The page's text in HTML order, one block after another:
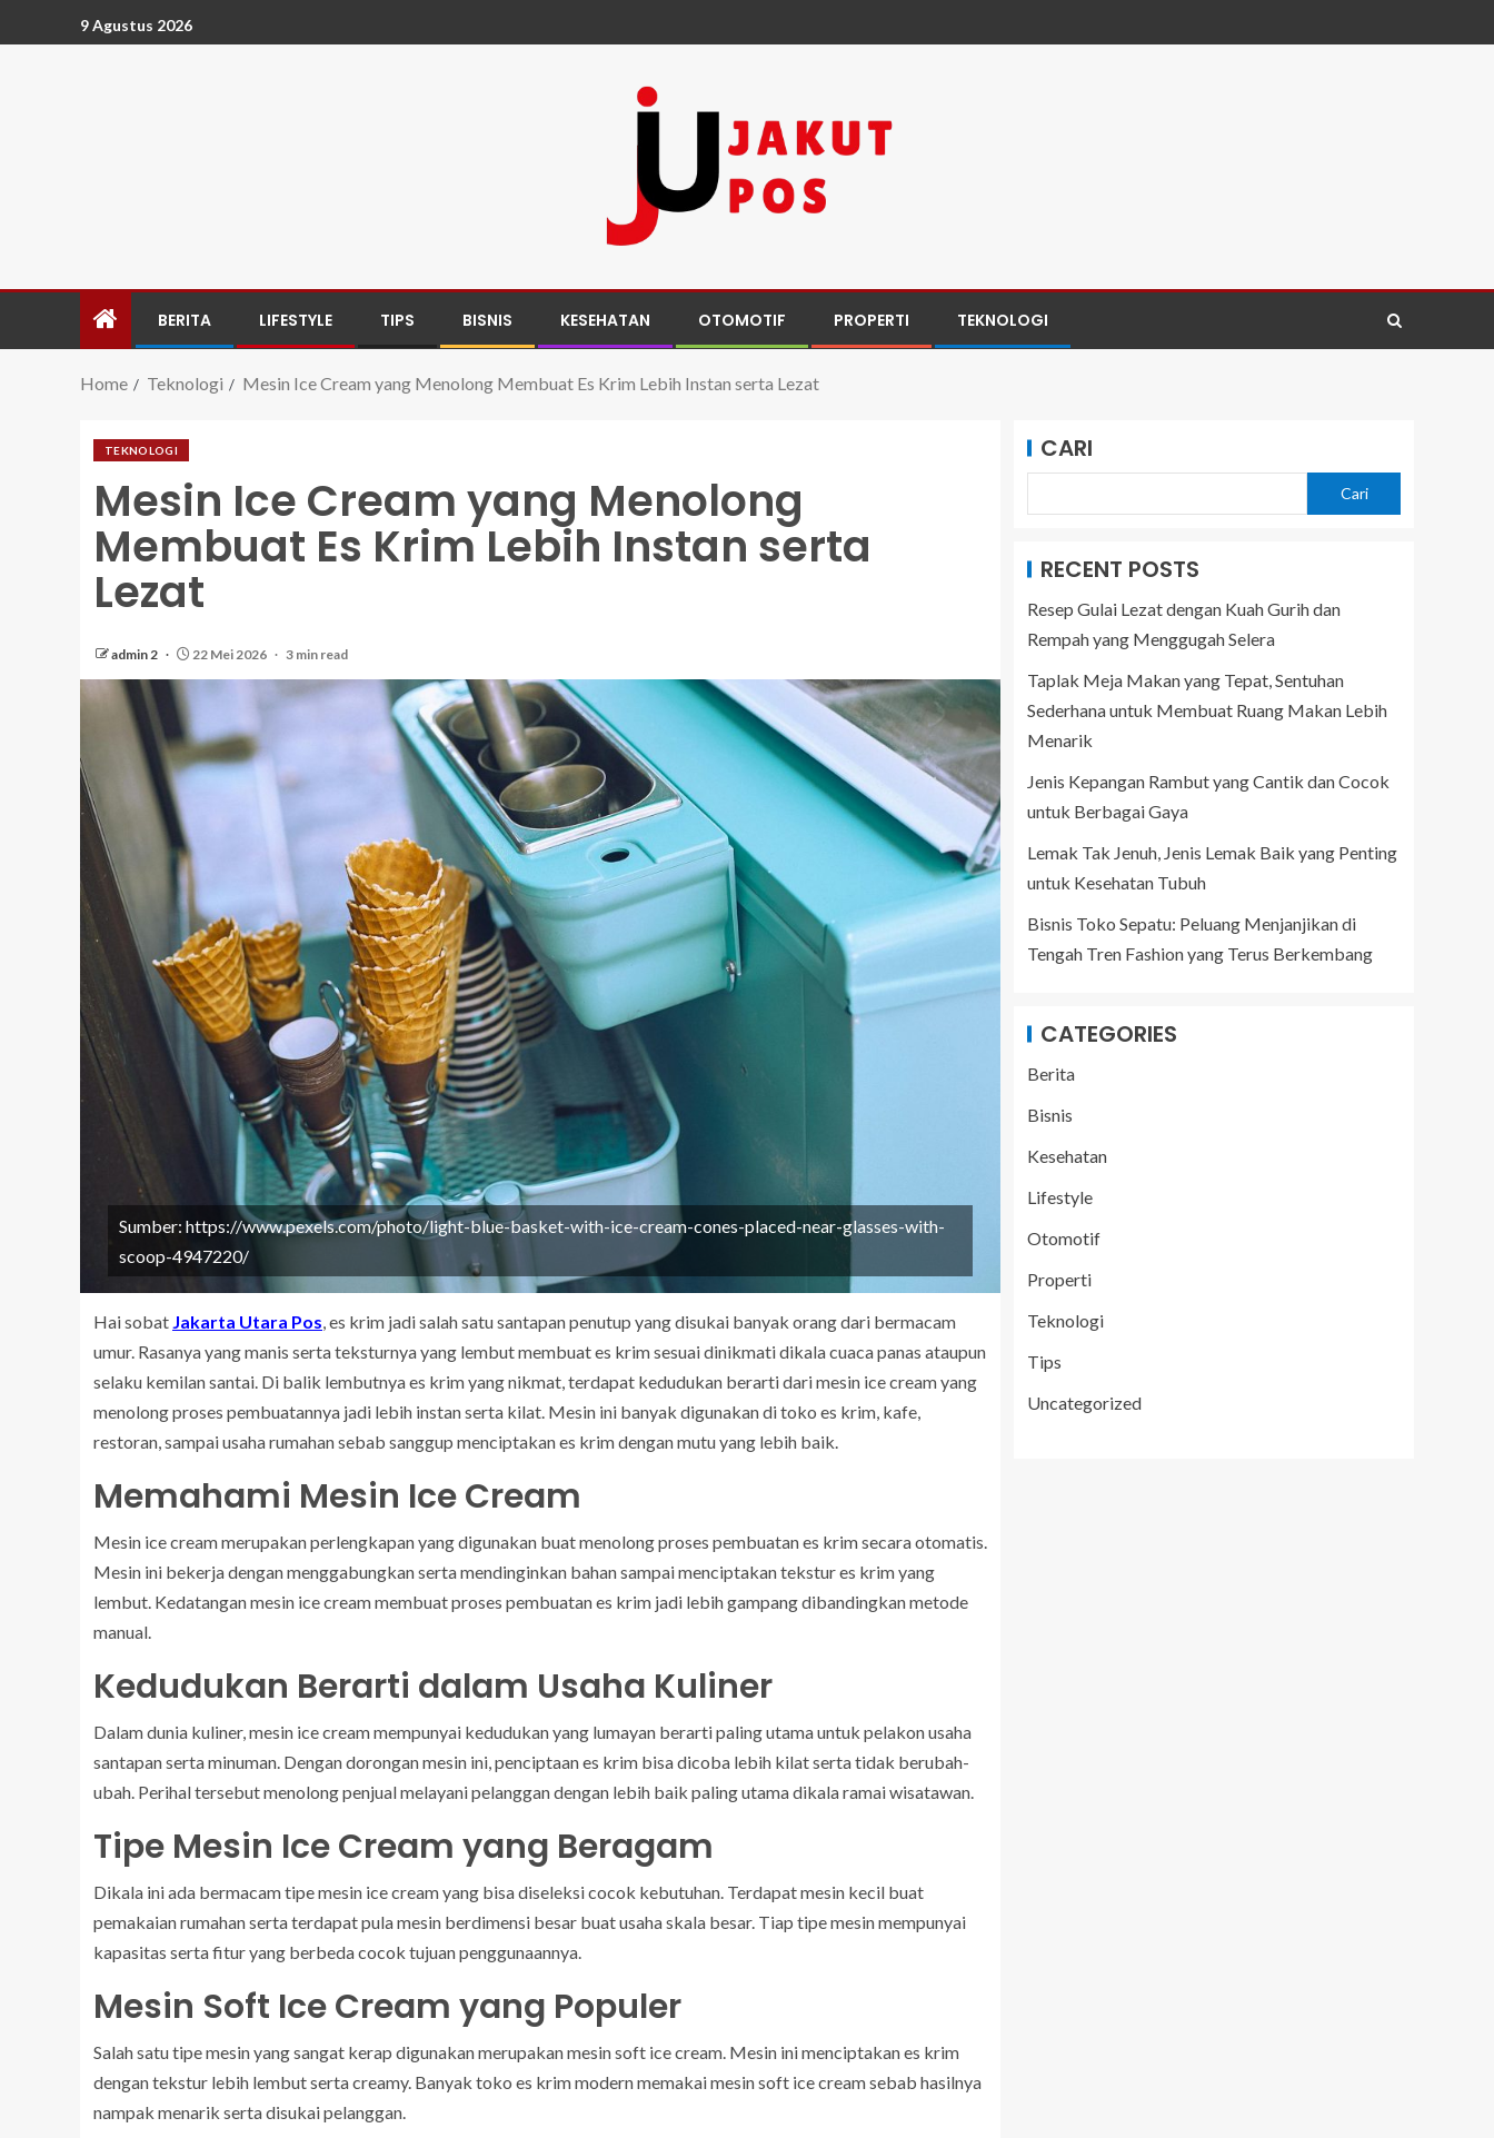
9 Agustus 2026
BERITA LIFESTYLE TIPS BISNIS KESEHATAN OTOMOTIF PROPERTI TEKNOLOGI
Home Teknologi Mesin Ice Cream yang Menolong Membuat Es Krim Lebih Instan serta Lezat
TEKNOLOGI
Mesin Ice Cream yang Menolong
Membuat Es Krim Lebih Instan serta
Lezat
admin 2 22 Mei 2026 3 min read
Sumber: https://www.pexels.com/photo/light-blue-basket-with-ice-cream-cones-placed-near-glasses-with-
scoop-4947220/
Hai sobat Jakarta Utara Pos, es krim jadi salah satu santapan penutup yang disukai banyak orang dari bermacam
umur. Rasanya yang manis serta teksturnya yang lembut membuat es krim sesuai dinikmati dikala cuaca panas ataupun
selaku kemilan santai. Di balik lembutnya es krim yang nikmat, terdapat kedudukan berarti dari mesin ice cream yang
menolong proses pembuatannya jadi lebih instan serta kilat. Mesin ini banyak digunakan di toko es krim, kafe,
restoran, sampai usaha rumahan sebab sanggup menciptakan es krim dengan mutu yang lebih baik.
Memahami Mesin Ice Cream
Mesin ice cream merupakan perlengkapan yang digunakan buat menolong proses pembuatan es krim secara otomatis.
Mesin ini bekerja dengan menggabungkan serta mendinginkan bahan sampai menciptakan tekstur es krim yang
lembut. Kedatangan mesin ice cream membuat proses pembuatan es krim jadi lebih gampang dibandingkan metode
manual.
Kedudukan Berarti dalam Usaha Kuliner
Dalam dunia kuliner, mesin ice cream mempunyai kedudukan yang lumayan berarti paling utama untuk pelakon usaha
santapan serta minuman. Dengan dorongan mesin ini, penciptaan es krim bisa dicoba lebih kilat serta tidak berubah-
ubah. Perihal tersebut menolong penjual melayani pelanggan dengan lebih baik paling utama dikala ramai wisatawan.
Tipe Mesin Ice Cream yang Beragam
Dikala ini ada bermacam tipe mesin ice cream yang bisa diseleksi cocok kebutuhan. Terdapat mesin kecil buat
pemakaian rumahan serta terdapat pula mesin berdimensi besar buat usaha skala besar. Tiap tipe mesin mempunyai
kapasitas serta fitur yang berbeda cocok tujuan penggunaannya.
Mesin Soft Ice Cream yang Populer
Salah satu tipe mesin yang sangat kerap digunakan merupakan mesin soft ice cream. Mesin ini menciptakan es krim
dengan tekstur lebih lembut serta creamy. Banyak toko es krim modern memakai mesin soft ice cream sebab hasilnya
nampak menarik serta disukai pelanggan.
CARI
Cari
RECENT POSTS
Resep Gulai Lezat dengan Kuah Gurih dan
Rempah yang Menggugah Selera
Taplak Meja Makan yang Tepat, Sentuhan
Sederhana untuk Membuat Ruang Makan Lebih
Menarik
Jenis Kepangan Rambut yang Cantik dan Cocok
untuk Berbagai Gaya
Lemak Tak Jenuh, Jenis Lemak Baik yang Penting
untuk Kesehatan Tubuh
Bisnis Toko Sepatu: Peluang Menjanjikan di
Tengah Tren Fashion yang Terus Berkembang
CATEGORIES
Berita
Bisnis
Kesehatan
Lifestyle
Otomotif
Properti
Teknologi
Tips
Uncategorized